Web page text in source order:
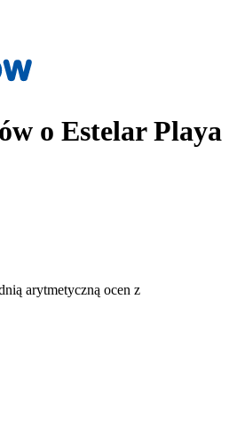
o Estelar Playa
arytmetyczną ocen z